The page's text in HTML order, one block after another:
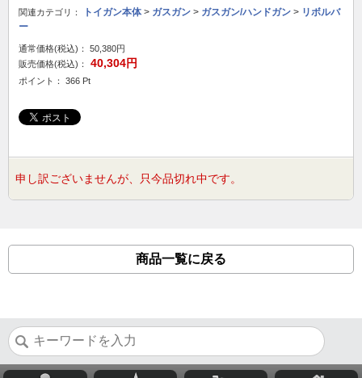
関連カテゴリ： トイガン本体> ガスガン > ガスガン/ハンドガン > リボルバ
ー
通常価格(税込)：
50,380円
販売価格(税込)：
40,304円
ポイント： 366 Pt
申し訳ございませんが、只今品切れ中です。
商品一覧に戻る